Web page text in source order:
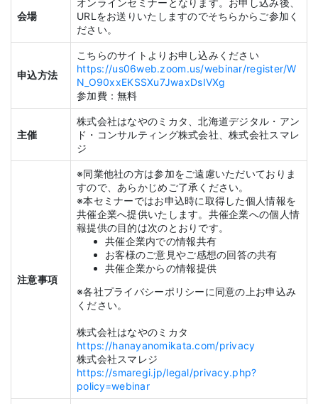
会場
URLをお送りいたしますのでそちらからご参加く
ださい。
申込方法
こちらのサイトよりお申し込みください
https://us06web.zoom.us/webinar/register/W
N_O90xxEKSSXu7JwaxDsIVXg
参加費：無料
主催
株式会社はなやのミカタ、北海道デジタル・アン
ド・コンサルティング株式会社、株式会社スマレ
ジ
注意事項
※同業他社の方は参加をご遠慮いただいておりま
すので、あらかじめご了承ください。
※本セミナーではお申込時に取得した個人情報を
共催企業へ提供いたします。共催企業への個人情
報提供の目的は次のとおりです。
共催企業内での情報共有
お客様のご意見やご感想の回答の共有
共催企業からの情報提供
※各社プライバシーポリシーに同意の上お申込み
ください。
株式会社はなやのミカタ
https://hanayanomikata.com/privacy
株式会社スマレジ
https://smaregi.jp/legal/privacy.php?
policy=webinar